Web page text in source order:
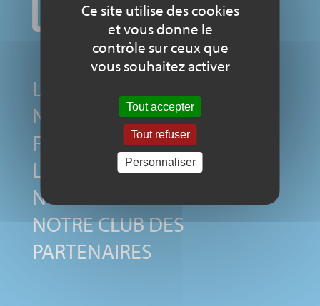
LE COMITÉ NATIONAL
NOS MEMBRES
FONDATEURS
LE LABEL
NOS SOUTIENS
NOTRE CLUB DES
PARTENAIRES
Ce site utilise des cookies
et vous donne le
contrôle sur ceux que
vous souhaitez activer
Tout accepter
Tout refuser
Personnaliser